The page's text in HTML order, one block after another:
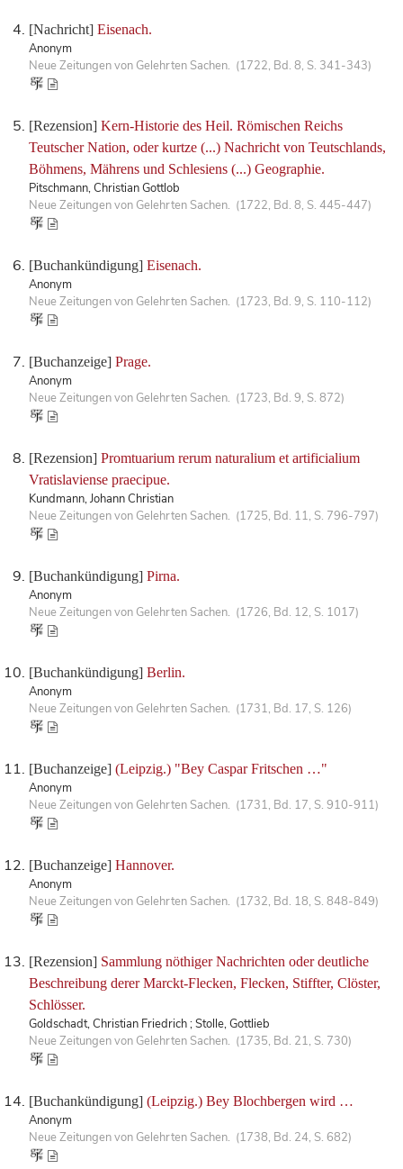
[Nachricht] Eisenach.
Anonym
Neue Zeitungen von Gelehrten Sachen. (1722, Bd. 8, S. 341-343)
[Rezension] Kern-Historie des Heil. Römischen Reichs
Teutscher Nation, oder kurtze (...) Nachricht von Teutschlands,
Böhmens, Mährens und Schlesiens (...) Geographie.
Pitschmann, Christian Gottlob
Neue Zeitungen von Gelehrten Sachen. (1722, Bd. 8, S. 445-447)
[Buchankündigung] Eisenach.
Anonym
Neue Zeitungen von Gelehrten Sachen. (1723, Bd. 9, S. 110-112)
[Buchanzeige] Prage.
Anonym
Neue Zeitungen von Gelehrten Sachen. (1723, Bd. 9, S. 872)
[Rezension] Promtuarium rerum naturalium et artificialium
Vratislaviense praecipue.
Kundmann, Johann Christian
Neue Zeitungen von Gelehrten Sachen. (1725, Bd. 11, S. 796-797)
[Buchankündigung] Pirna.
Anonym
Neue Zeitungen von Gelehrten Sachen. (1726, Bd. 12, S. 1017)
[Buchankündigung] Berlin.
Anonym
Neue Zeitungen von Gelehrten Sachen. (1731, Bd. 17, S. 126)
[Buchanzeige] (Leipzig.) "Bey Caspar Fritschen …"
Anonym
Neue Zeitungen von Gelehrten Sachen. (1731, Bd. 17, S. 910-911)
[Buchanzeige] Hannover.
Anonym
Neue Zeitungen von Gelehrten Sachen. (1732, Bd. 18, S. 848-849)
[Rezension] Sammlung nöthiger Nachrichten oder deutliche
Beschreibung derer Marckt-Flecken, Flecken, Stiffter, Clöster,
Schlösser.
Goldschadt, Christian Friedrich ; Stolle, Gottlieb
Neue Zeitungen von Gelehrten Sachen. (1735, Bd. 21, S. 730)
[Buchankündigung] (Leipzig.) Bey Blochbergen wird …
Anonym
Neue Zeitungen von Gelehrten Sachen. (1738, Bd. 24, S. 682)